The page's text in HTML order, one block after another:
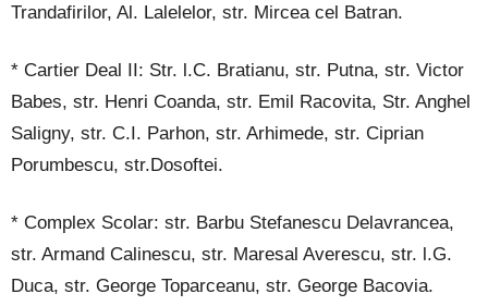
Trandafirilor, Al. Lalelelor, str. Mircea cel Batran.
* Cartier Deal II: Str. l.C. Bratianu, str. Putna, str. Victor
Babes, str. Henri Coanda, str. Emil Racovita, Str. Anghel
Saligny, str. C.I. Parhon, str. Arhimede, str. Ciprian
Porumbescu, str.Dosoftei.
* Complex Scolar: str. Barbu Stefanescu Delavrancea,
str. Armand Calinescu, str. Maresal Averescu, str. l.G.
Duca, str. George Toparceanu, str. George Bacovia.